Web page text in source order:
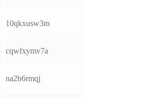
10qkxusw3m
cqwfxymv7a
na2b6rmqj